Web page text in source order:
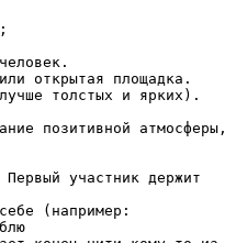
открытая площадка.
толстых и ярких).
позитивной атмосферы,
участник держит
(например: